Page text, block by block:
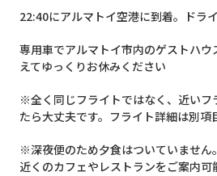
22:40にアルマトイ空港に到着。ドラ
専用車でアルマトイ市内のゲストハ
えてゆっくりお休みください
※全く同じフライトではなく、近いフ
たら大丈夫です。フライト詳細は別項
※深夜便のため夕食はついていません
近くのカフェやレストランをご案内可